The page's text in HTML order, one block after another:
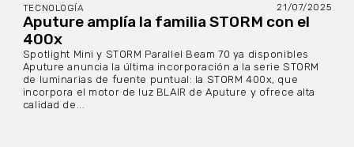
TECNOLOGÍA 21/07/2025
Aputure amplía la familia STORM con el
400x
Spotlight Mini y STORM Parallel Beam 70 ya disponibles
Aputure anuncia la última incorporación a la serie STORM
de luminarias de fuente puntual: la STORM 400x, que
incorpora el motor de luz BLAIR de Aputure y ofrece alta
calidad de...